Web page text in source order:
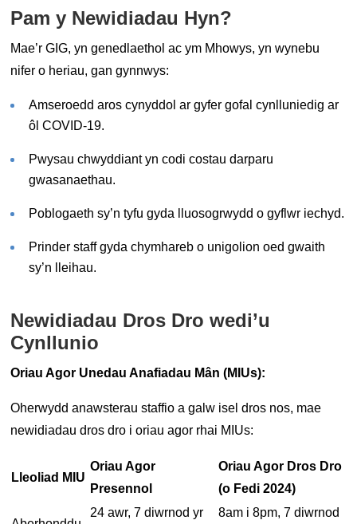
Pam y Newidiadau Hyn?
Mae’r GIG, yn genedlaethol ac ym Mhowys, yn wynebu
nifer o heriau, gan gynnwys:
Amseroedd aros cynyddol ar gyfer gofal cynlluniedig ar
ôl COVID-19.
Pwysau chwyddiant yn codi costau darparu
gwasanaethau.
Poblogaeth sy’n tyfu gyda lluosogrwydd o gyflwr iechyd.
Prinder staff gyda chymhareb o unigolion oed gwaith
sy’n lleihau.
Newidiadau Dros Dro wedi’u
Cynllunio
Oriau Agor Unedau Anafiadau Mân (MIUs):
Oherwydd anawsterau staffio a galw isel dros nos, mae
newidiadau dros dro i oriau agor rhai MIUs:
Lleoliad MIU
Oriau Agor
Presennol
Oriau Agor Dros Dro
(o Fedi 2024)
24 awr, 7 diwrnod yr
8am i 8pm, 7 diwrnod